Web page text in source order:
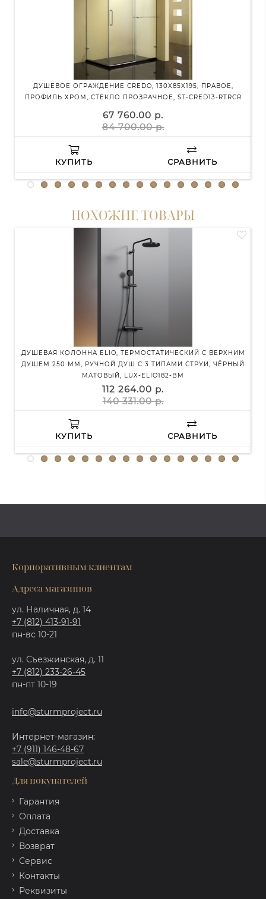
ДУШЕВОЕ ОГРАЖДЕНИЕ CREDO, 130X85X195, ПРАВОЕ,
ПРОФИЛЬ ХРОМ, СТЕКЛО ПРОЗРАЧНОЕ, ST-CRED13-RTRCR
67 760.00 р.
84 700.00 р.
КУПИТЬ СРАВНИТЬ
ПОХОЖИЕ ТОВАРЫ
ДУШЕВАЯ КОЛОННА ELIO, ТЕРМОСТАТИЧЕСКИЙ С ВЕРХНИМ
ДУШЕМ 250 ММ, РУЧНОЙ ДУШ С 3 ТИПАМИ СТРУИ, ЧЁРНЫЙ
МАТОВЫЙ, LUX-ELIO182-BM
112 264.00 р.
140 331.00 р.
КУПИТЬ СРАВНИТЬ
Корпоративным клиентам
Адреса магазинов
ул. Наличная, д. 14
+7 (812) 413-91-91
пн-вс 10-21
ул. Съезжинская, д. 11
+7 (812) 233-26-45
пн-пт 10-19
info@sturmproject.ru
Интернет-магазин:
+7 (911) 146-48-67
sale@sturmproject.ru
Для покупателей
Гарантия
Оплата
Доставка
Возврат
Сервис
Контакты
Реквизиты